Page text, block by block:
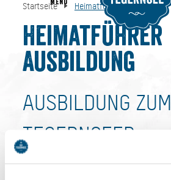
Startseite Heimatführer Ausbildung
Heimatführer
Ausbildung
AUSBILDUNG ZUM
TEGERNSEER
HEIMATFÜHRER
Startseite Heimatführer Ausbildung
MENU